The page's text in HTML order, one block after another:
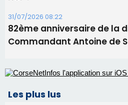
05/08/2026 09:53
Biguglia : messe de la
procession le 14 août
Tennis - Début ce week-
RCPV